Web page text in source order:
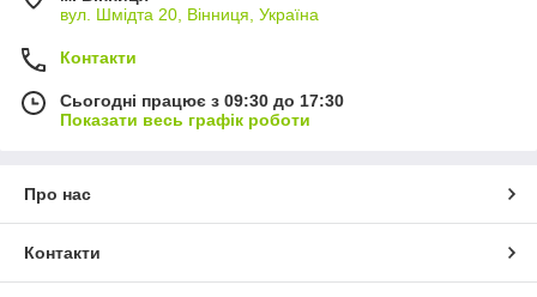
вул. Шмідта 20, Вінниця, Україна
Контакти
Сьогодні працює з 09:30 до 17:30
Показати весь графік роботи
Про нас
Контакти